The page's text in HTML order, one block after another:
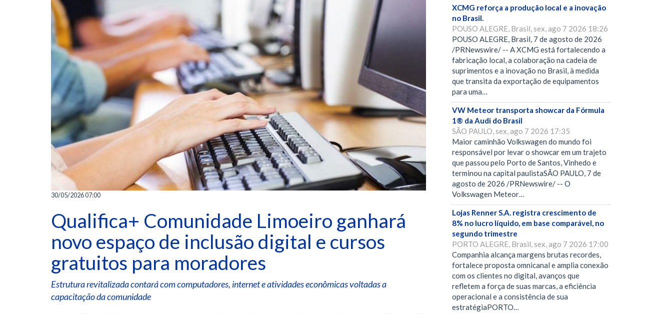
30/05/2026 07:00
Qualifica+ Comunidade Limoeiro ganhará
novo espaço de inclusão digital e cursos
gratuitos para moradores
Estrutura revitalizada contará com computadores, internet e atividades econômicas voltadas a
capacitação da comunidade
XCMG reforça a produção local e a inovação
no Brasil.
POUSO ALEGRE, Brasil, sex, ago 7 2026 18:26
POUSO ALEGRE, Brasil, 7 de agosto de 2026
/PRNewswire/ -- A XCMG está fortalecendo a
fabricação local, a colaboração na cadeia de
suprimentos e a inovação no Brasil, à medida
que transita da exportação de equipamentos
para uma…
VW Meteor transporta showcar da Fórmula
1® da Audi do Brasil
SÃO PAULO, sex, ago 7 2026 17:35
Maior caminhão Volkswagen do mundo foi
responsável por levar o showcar em um trajeto
que passou pelo Porto de Santos, Vinhedo e
terminou na capital paulistaSÃO PAULO, 7 de
agosto de 2026 /PRNewswire/ -- O
Volkswagen Meteor…
Lojas Renner S.A. registra crescimento de
8% no lucro líquido, em base comparável, no
segundo trimestre
PORTO ALEGRE, Brasil, sex, ago 7 2026 17:00
Companhia alcança margens brutas recordes,
fortalece proposta omnicanal e amplia conexão
com os clientes no digital, avanços que
refletem a força de suas marcas, a eficiência
operacional e a consistência de sua
estratégiaPORTO…